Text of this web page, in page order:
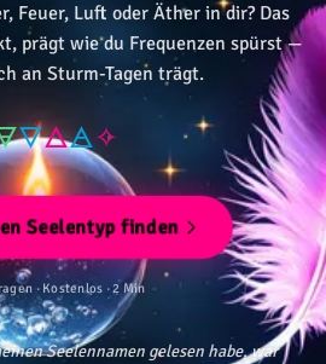
Feuer, Luft oder Äther in dir? Das
prägt wie du Frequenzen spürst —
an Sturm-Tagen trägt.
🜄🜂🜁✧
Seelentyp finden
· Kostenlos · 2 Min
Seelennamen gelesen habe, war